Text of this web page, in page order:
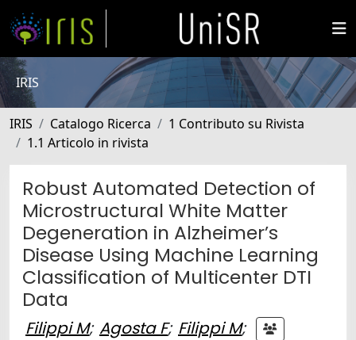
IRIS
IRIS Catalogo Ricerca
1 Contributo su Rivista
1.1 Articolo in rivista
Robust Automated Detection of
Microstructural White Matter
Degeneration in Alzheimer’s
Disease Using Machine Learning
Classification of Multicenter DTI
Data
Filippi M; Agosta F; Filippi M;